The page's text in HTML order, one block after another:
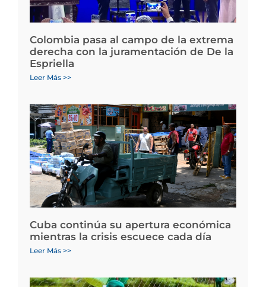
Colombia pasa al campo de la extrema
derecha con la juramentación de De la
Espriella
Leer Más >>
Cuba continúa su apertura económica
mientras la crisis escuece cada día
Leer Más >>